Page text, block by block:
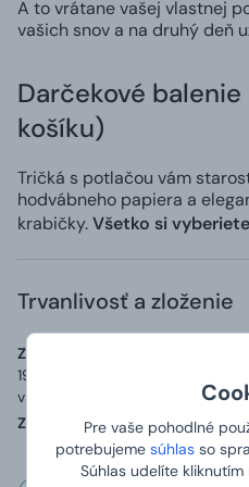
Pre vaše pohodlné
potrebujeme súhlas so
Súhlas udelíte kliknutím
A to vrátane vašej vlastnej
vašich snov a na druhý deň
Darčekové
košíku)
Tričká s potlačou vám
hodvábneho papiera a
krabičky.Všetko si
Trvanlivosť a zloženie
Zoznam zložiek (zloženie):
190 g/m2, přídavek 5 %
v ramenou.
Země původu: Vyrobeno v